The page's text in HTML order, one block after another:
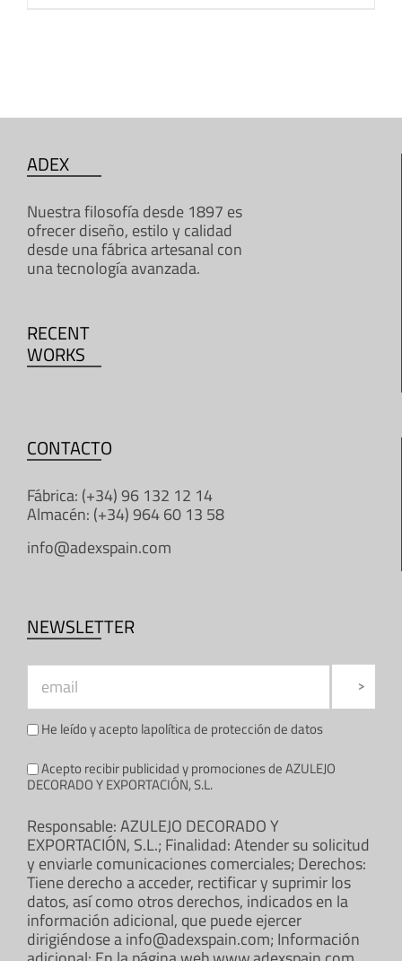
ADEX
Nuestra filosofía desde 1897 es
ofrecer diseño, estilo y calidad
desde una fábrica artesanal con
una tecnología avanzada.
RECENT
WORKS
CONTACTO
Fábrica: (+34) 96 132 12 14
Almacén: (+34) 964 60 13 58
info@adexspain.com
NEWSLETTER
He leído y acepto lapolítica de protección de datos
Acepto recibir publicidad y promociones de AZULEJO
DECORADO Y EXPORTACIÓN, S.L.
Responsable: AZULEJO DECORADO Y
EXPORTACIÓN, S.L.; Finalidad: Atender su solicitud
y enviarle comunicaciones comerciales; Derechos:
Tiene derecho a acceder, rectificar y suprimir los
datos, así como otros derechos, indicados en la
información adicional, que puede ejercer
dirigiéndose a info@adexspain.com; Información